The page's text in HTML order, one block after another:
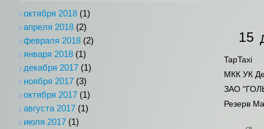
октября 2018 (1)
апреля 2018 (2)
февраля 2018 (2)
января 2018 (1)
декабря 2017 (1)
ноября 2017 (3)
октября 2017 (1)
августа 2017 (1)
июля 2017 (1)
15
TapTaxi
МКК УК
ЗАО
Резерв